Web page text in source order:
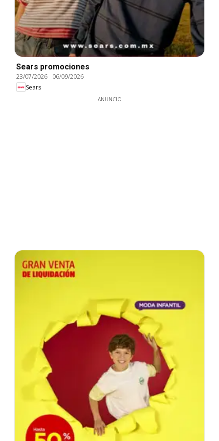
Sears promociones
23/07/2026- 06/09/2026
Sears
ANUNCIO